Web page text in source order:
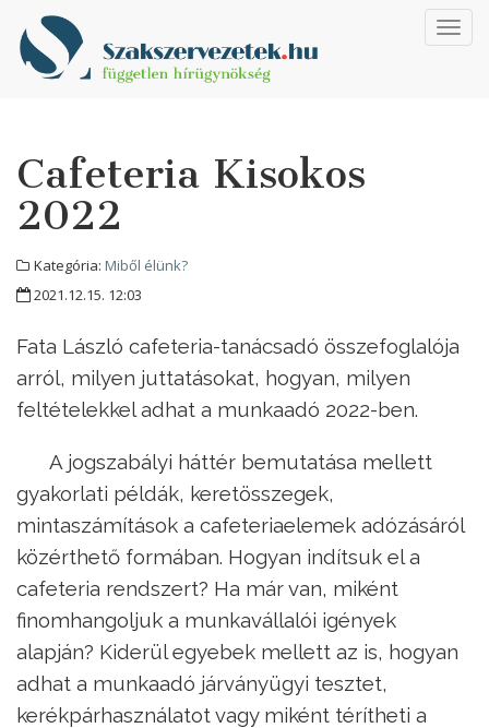
Cafeteria Kisokos
2022
Kategória: Miből élünk?
2021.12.15. 12:03
Fata László cafeteria-tanácsadó összefoglalója
arról, milyen juttatásokat, hogyan, milyen
feltételekkel adhat a munkaadó 2022-ben.
A jogszabályi háttér bemutatása mellett
gyakorlati példák, keretösszegek,
mintaszámítások a cafeteriaelemek adózásáról
közérthető formában. Hogyan indítsuk el a
cafeteria rendszert? Ha már van, miként
finomhangoljuk a munkavállalói igények
alapján? Kiderül egyebek mellett az is, hogyan
adhat a munkaadó járványügyi tesztet,
kerékpárhasználatot vagy miként térítheti a